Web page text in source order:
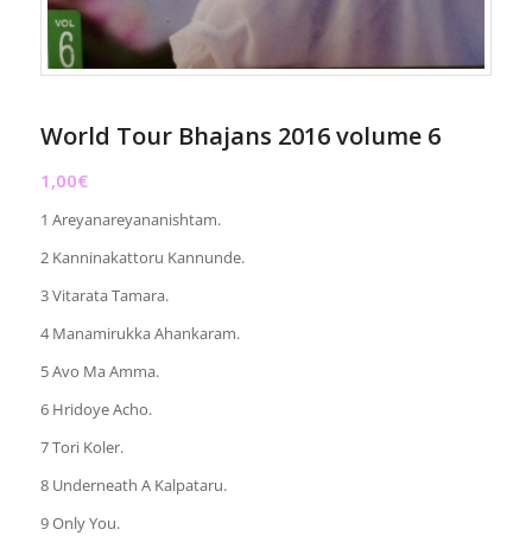
World Tour Bhajans 2016 volume 6
1,00€
1 Areyanareyananishtam.
2 Kanninakattoru Kannunde.
3 Vitarata Tamara.
4 Manamirukka Ahankaram.
5 Avo Ma Amma.
6 Hridoye Acho.
7 Tori Koler.
8 Underneath A Kalpataru.
9 Only You.